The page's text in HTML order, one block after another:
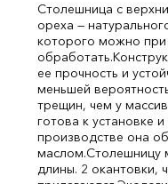
Столешница с
ореха —
которого можно
обработать.
ее прочность и
меньшей
трещин, чем у
готова к установке
производстве она
маслом.Столешницу
длины. 2 окантовки,